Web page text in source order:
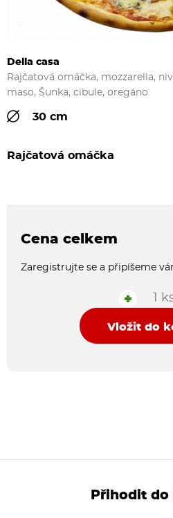
Della casa
Rajčatová omáčka, mozzarella,
maso, Šunka, cibule, oregáno
30 cm
Rajčatová omáčka
Cena celkem
Zaregistrujte se a připíšeme
+ 1
Vložit do
Přihodit